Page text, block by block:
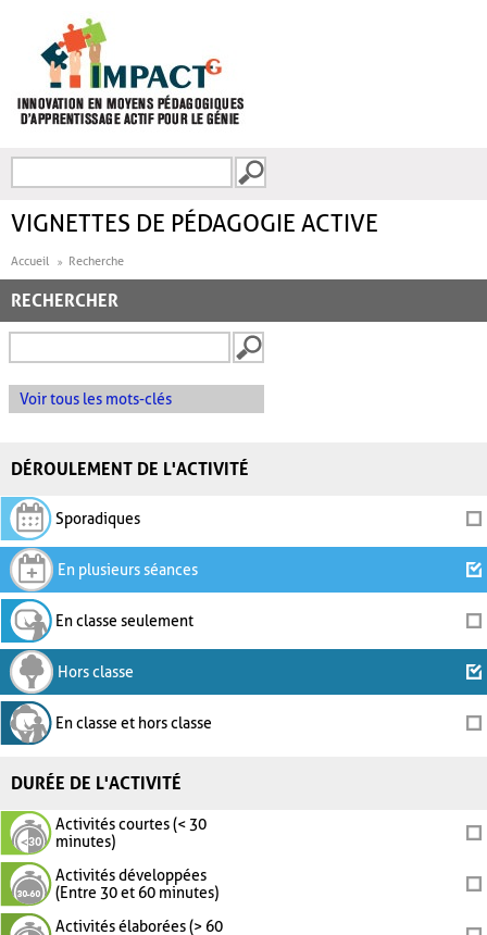
FORMULAIRE DE
VIGNETTES DE PÉDAGOGIE ACTIVE
Accueil Recherche
RECHERCHER
Voir tous les mots-clés
DÉROULEMENT DE L'ACTIVITÉ
Sporadiques
En plusieurs séances
En classe seulement
Hors classe
En classe et hors classe
DURÉE DE L'ACTIVITÉ
Activités courtes (< 30
minutes)
Activités développées
(Entre 30 et 60 minutes)
Activités élaborées (> 60